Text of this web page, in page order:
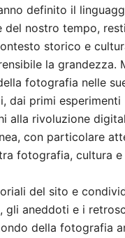
definito il
del nostro tempo,
storico e
la grandezza.
fotografia nelle
dai primi esperimenti
alla rivoluzione
con particolare
fotografia, cultura e
del sito e
gli aneddoti e i
della fotografia